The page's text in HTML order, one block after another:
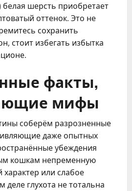
шерсть приобретает
оттенок. Это не
сохранить
стоит избегать избытка
факты,
мифы
соберём разрозненные
даже опытных
убеждения
кошкам непременную
характер или слабое
деле глухота не тотальна